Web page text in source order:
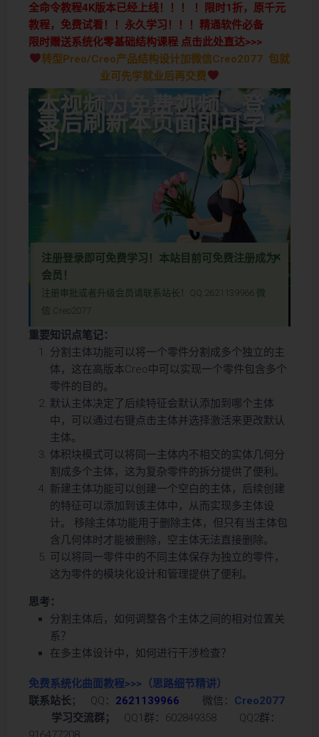
全命令教程4K版本已经上线！！！ ！限时1折，原千元
教程，免费试看！！永久学习！！！精通软件必备
限时赠送系统化零基础结构课程 点击此处直达>>>
转型Preo/Creo产品结构设计加微信Creo2077 包就
业可先学就业后再交费
本视频为免费视频，登
录后刷新本页面即可学
习
本视频教程含图文全面介绍了Proe/Creo新版本中的多主体设计功能，
包括分割主体、新建主体和移除主体的操作方法。通过分割主体功能，
您可以将一个实体分割成多个独立的主体，实现更灵活的设计；新建主
体功能则允许您创建空白主体，为设计增添更多可能性；而移除主体功
能则用于删除不需要的主体。此外，视频还演示了如何在同一零件中将
不同的主体保存为独立零件，帮助您高效管理复杂设计。无论您是Proe
初学者还是希望提升设计效率的专业人士，本视频都能为您提供实用指
导，助您轻松掌握多主体设计技巧，优化您的3D建模流程！
本视频为免费视频，登录后刷新本页面即可学习
注册登录即可免费学习！本站目前可免费注册成为
会员！
注册审批或者升级会员请联系站长！QQ:2621139966 微
信:Creo2077
×
重要知识点笔记：
分割主体功能可以将一个零件分割成多个独立的主
体，这在高版本Creo中可以实现一个零件包含多个
零件的目的。
默认主体决定了后续特征会默认添加到哪个主体
中，可以通过右键点击主体并选择激活来更改默认
主体。
体积块模式可以将同一主体内不相交的实体几何分
割成多个主体，这为复杂零件的拆分提供了便利。
新建主体功能可以创建一个空白的主体，后续创建
的特征可以添加到该主体中，从而实现多主体设
计。 移除主体功能用于删除主体，但只有当主体包
含几何体时才能被删除，空主体无法直接删除。
可以将同一零件中的不同主体保存为独立的零件，
这为零件的模块化设计和管理提供了便利。
思考：
分割主体后，如何调整各个主体之间的相对位置关
系？
在多主体设计中，如何进行干涉检查？
免费系统化曲面教程>>> （思路细节精讲）
联系站长； QQ： 2621139966 微信： Creo2077
学习交流群；
QQ1群：602849358 QQ2群：